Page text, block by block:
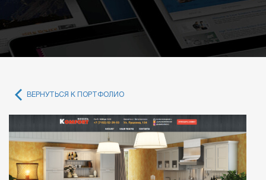
ВЕРНУТЬСЯ К ПОРТФОЛИО